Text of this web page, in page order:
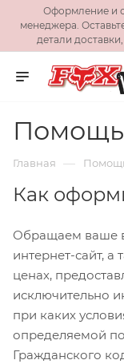
Оформление и
менеджера.
детали
Помощь
Главная —
Как
Обращаем ваше
интернет-сайт,
ценах,
исключительно
при каких
определяемой
Гражданского